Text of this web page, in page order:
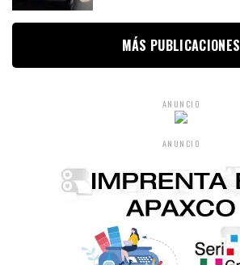
MÁS PUBLICACIONES
ANUNCIO
ANUNCIO